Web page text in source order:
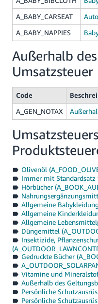
A_BABY_CARSEAT
A_BABY_NAPPIES
Außerhalb
Umsatzsteuer
Code
A_GEN_NOTAX
Olivenöl
Immer mit Standardsatz
Hörbücher
Allgemeine
Allgemeine
Allgemeine
Düngemittel
Insektizide,
Gedruckte Bücher
Vitamine und
Außerhalb des
Persönliche
Persönliche